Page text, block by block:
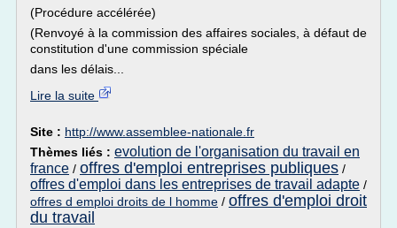
(Procédure accélérée)
(Renvoyé à la commission des affaires sociales, à défaut de
constitution d'une commission spéciale
dans les délais...
Lire la suite
Site : http://www.assemblee-nationale.fr
Thèmes liés : evolution de l'organisation du travail en
france / offres d'emploi entreprises publiques /
offres d'emploi dans les entreprises de travail adapte /
offres d emploi droits de l homme / offres d'emploi droit
du travail